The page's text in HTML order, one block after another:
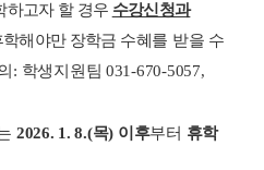
하고자 할 경우 수강신청과
해야만 장학금 수혜를 받을 수
: 학생지원팀031-670-5057,
2026. 1. 8.(목) 이후부터 휴학